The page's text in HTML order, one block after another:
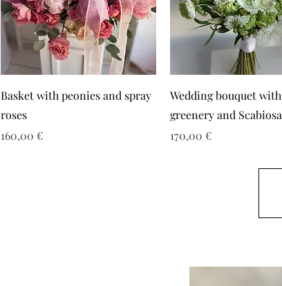
Basket with peonies and spray
roses
Τιμή
160,00 €
Wedding bouquet with
greenery and Scabiosa
Τιμή
170,00 €